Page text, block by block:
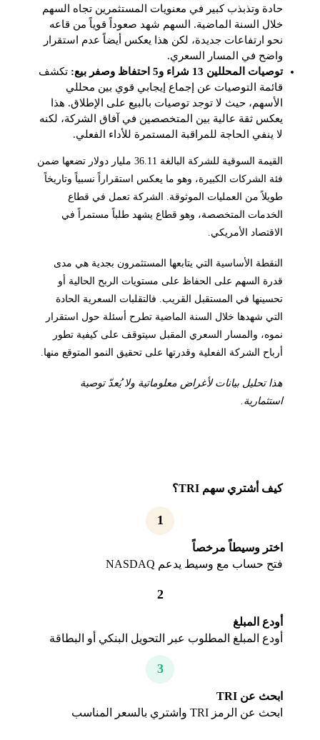
حادة وتذبذب كبير في معنويات المستثمرين تجاه السهم
خلال السنة الماضية. السهم شهد صعوداً قوياً من قاعه
نحو ارتفاعات جديدة، لكن هذا يعكس أيضاً عدم استقرار
واضح في المسار السعري.
توصيات المحللين 13 شراء و5 احتفاظ وصفر بيع:
تكشف
قائمة التوصيات عن إجماع إيجابي قوي بين محللي
الأسهم، حيث لا توجد توصيات بالبيع على الإطلاق. هذا
يعكس ثقة عالية بين المتخصصين في آفاق الشركة، لكنه
لا ينفي الحاجة للمراقبة المستمرة للأداء الفعلي.
القيمة السوقية للشركة البالغة 36.11 مليار دولار تضعها ضمن
فئة الشركات الكبيرة، وهو ما يعكس استقراراً نسبياً وتاريخاً
طويلاً من العمليات الموثوقة. الشركة تعمل في قطاع
الخدمات المتخصصة، وهو قطاع يشهد طلباً مستمراً في
الاقتصاد الأمريكي.
النقطة الأساسية التي يتابعها المستثمرون بجدية هي مدى
قدرة السهم على الحفاظ على مستويات الربح الحالية أو
تحسينها في المستقبل القريب. فالتقلبات السعرية الحادة
التي شهدها خلال السنة الماضية تطرح أسئلة حول استقرار
نموه، والمسار السعري المقبل سيتوقف على كيفية تطور
أرباح الشركة الفعلية وقدرتها على تحقيق النمو المتوقع منها.
هذا تحليل بيانات لأغراض معلوماتية ولا يُعدّ توصية
استثمارية.
كيف أشتري سهم TRI؟
1
اختر وسيطاً مرخصاً
فتح حساب مع وسيط يدعم NASDAQ
2
أودع المبلغ
أودع المبلغ المطلوب عبر التحويل البنكي أو البطاقة
3
ابحث عن TRI
ابحث عن الرمز TRI واشتري بالسعر المناسب